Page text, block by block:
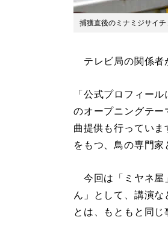
捕獲直後のミナミジサイチ
テレビ局の関係者
「公式プロフィー
のオープニングテ
曲提供も行ってい
をもつ、鳥の専門家
今回は「ミヤネ屋
ん」として、講演
とは、もともと同じ